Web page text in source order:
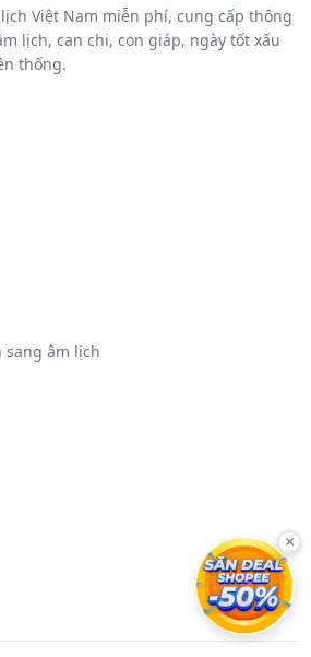
Việt Nam miễn phí, cung cấp thông
lịch, can chi, con giáp, ngày tốt xấu
thống.
sang âm lịch
×